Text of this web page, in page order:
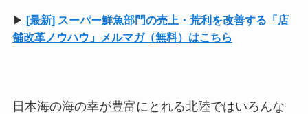
▶ [最新] スーパー鮮魚部門の売上・荒利を改善する「店
舗改革ノウハウ」メルマガ（無料）はこちら
日本海の海の幸が豊富にとれる北陸ではいろんな